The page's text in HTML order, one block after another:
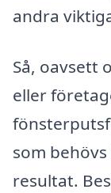
andra
Så, oavsett
eller
som
resultat.